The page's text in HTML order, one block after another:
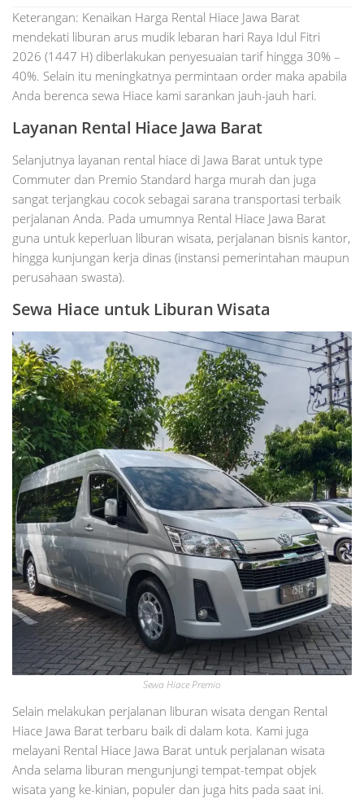
Keterangan: Kenaikan Harga Rental Hiace Jawa Barat
mendekati liburan arus mudik lebaran hari Raya Idul Fitri
2026 (1447 H) diberlakukan penyesuaian tarif hingga 30% –
40%. Selain itu meningkatnya permintaan order maka apabila
Anda berenca sewa Hiace kami sarankan jauh-jauh hari.
Layanan Rental Hiace Jawa Barat
Selanjutnya layanan rental hiace di Jawa Barat untuk type
Commuter dan Premio Standard harga murah dan juga
sangat terjangkau cocok sebagai sarana transportasi terbaik
perjalanan Anda. Pada umumnya Rental Hiace Jawa Barat
guna untuk keperluan liburan wisata, perjalanan bisnis kantor,
hingga kunjungan kerja dinas (instansi pemerintahan maupun
perusahaan swasta).
Sewa Hiace untuk Liburan Wisata
Sewa Hiace Premio
Selain melakukan perjalanan liburan wisata dengan Rental
Hiace Jawa Barat terbaru baik di dalam kota. Kami juga
melayani Rental Hiace Jawa Barat untuk perjalanan wisata
Anda selama liburan mengunjungi tempat-tempat objek
wisata yang ke-kinian, populer dan juga hits pada saat ini.